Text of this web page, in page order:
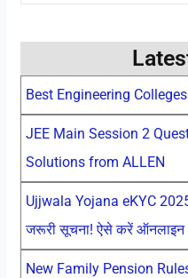
Best Engineering
JEE Main Session 2
Solutions from ALLEN
Ujjwala Yojana eKYC
जरूरी सूचना! ऐसे करें ऑनलाइन
New Family Pension